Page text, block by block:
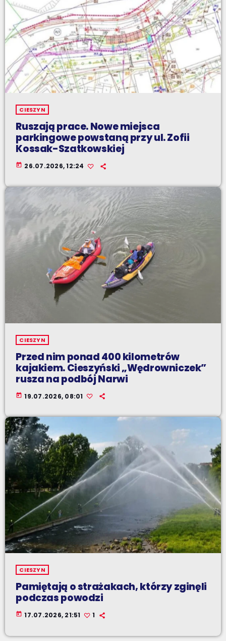
CIESZYN
Ruszają prace. Nowe miejsca
parkingowe powstaną przy ul. Zofii
Kossak-Szatkowskiej
today 26.07.2026, 12:24
CIESZYN
Przed nim ponad 400 kilometrów
kajakiem. Cieszyński „Wędrowniczek”
rusza na podbój Narwi
today 19.07.2026, 08:01
CIESZYN
Pamiętają o strażakach, którzy zginęli
podczas powodzi
today 17.07.2026, 21:51 1